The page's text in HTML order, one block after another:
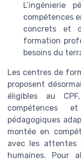
L’ingénierie
compétences
concrets et
formation
besoins du
Les centres de
proposent
éligibles au
compétences
pédagogiques
montée en
avec les attentes
humaines. Pour